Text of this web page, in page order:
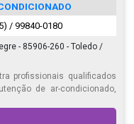
/ 99840-0180
- 85906-260 - Toledo /
profissionais qualificados
de ar-condicionado,